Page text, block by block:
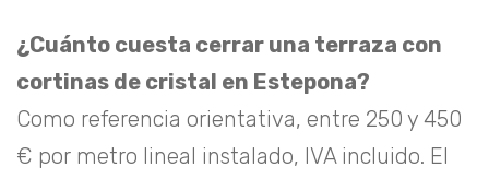
¿Cuánto cuesta cerrar una terraza con
cortinas de cristal en Estepona?
Como referencia orientativa, entre 250 y 450
€ por metro lineal instalado, IVA incluido. El